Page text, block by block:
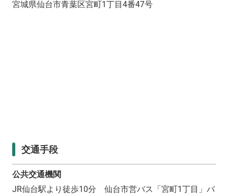
宮城県仙台市青葉区宮町1丁目4番47号
交通手段
公共交通機関
JR仙台駅より徒歩10分 仙台市営バス「宮町1丁目」バ